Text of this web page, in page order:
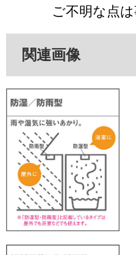
ご不明な点
関連画像